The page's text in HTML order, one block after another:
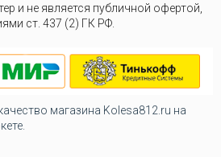
и не является публичной офертой,
ст. 437 (2) ГК РФ.